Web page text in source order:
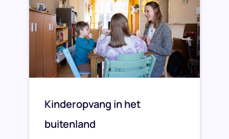
Kinderopvang in het
buitenland